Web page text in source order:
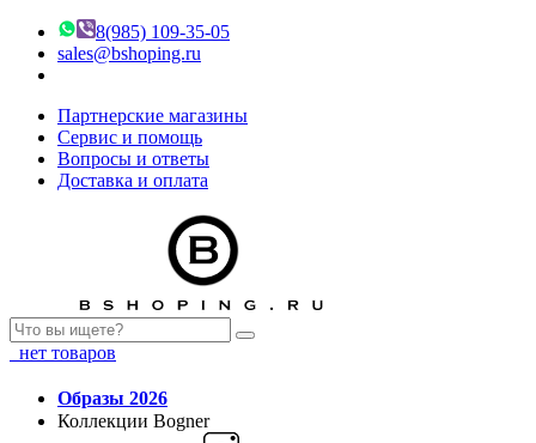
8(985) 109-35-05
sales@bshoping.ru
Партнерские магазины
Сервис и помощь
Вопросы и ответы
Доставка и оплата
нет товаров
Образы 2026
Коллекции Bogner